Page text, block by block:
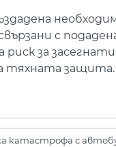
с
риск за
тяхната защита.
катастрофа с